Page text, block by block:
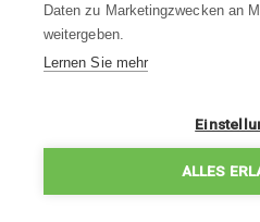
Alles über den Kauf
Daten zu Marketingzwecken an
weitergeben.
Lernen Sie mehr
ALLES